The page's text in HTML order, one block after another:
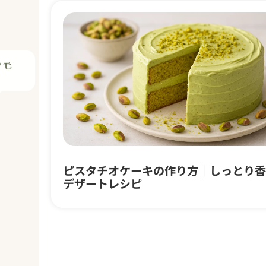
ピスタチオケーキの作り方｜しっとり
デザートレシピ